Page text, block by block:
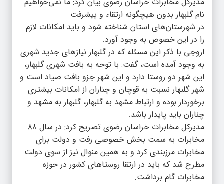
نام گلبهار بدون هیچگونه ارتقاء و پیشرفت
در شهرستان‌های استان شناخته شود و باید امکانات لازم
را در این خصوص به وجود آورد.
اروجی با ذکر این مسئله که در گلبهار نیازهای جدید شهری
به وجود آمده است، گفت: با توجه به بافت شهری گلبهار،
این شهر دو روستا دارد و این شهر جزو بافت صیاد است و
شهر گلبهار نسبت به قوچان و چناران از امکانات بیشتری
برخوردار بوده و ارتباط مشهد به گلبهار، گلبهار به مشهد و
چناران باید پایدار باشد.
مدیرکل مخابرات خراسان رضوی تصریح کرد: در سال ۸۸
مخابرات به سمت بخش خصوصی رفت و دولت برای
مخابرات مرزبندی کرد و به همین منوال نیز از سوی دولت
مطرح شد که باید در ارتقا روستاهای کشور در حوزه
مخابرات گام برداشت.